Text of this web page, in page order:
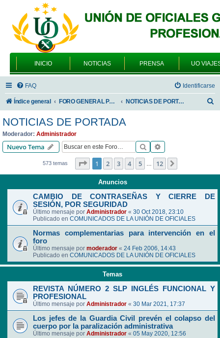
INICIO NOTICIAS PRENSA UO
FAQ Identificarse
Índice general FORO GENERAL PARA TODOS LOS USUARIOS NOTICIAS DE PORTADA
NOTICIAS DE PORTADA
Moderador: Administrador
Nuevo Tema Buscar
573 temas Página de 12
1 2 3 4 5 … 12
Anuncios
CAMBIO DE CONTRASEÑAS Y CIERRE DE
SESIÓN, POR SEGURIDAD
Último mensaje por Administrador « 30 Oct 2018, 23:10
Publicado en COMUNICADOS DE LA UNIÓN DE OFICIALES
Normas complementarias para intervención en el
foro
Último mensaje por moderador « 24 Feb 2006, 14:43
Publicado en COMUNICADOS DE LA UNIÓN DE OFICIALES
Temas
REVISTA NÚMERO 2 SLP INGLÉS FUNCIONAL Y
PROFESIONAL
Último mensaje por Administrador « 30 Mar 2021, 17:37
Los jefes de la Guardia Civil prevén el colapso del
cuerpo por la paralización administrativa
Último mensaje por Administrador « 05 May 2020, 12:56